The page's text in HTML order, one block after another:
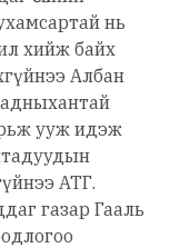
нь
хийж байх
Албан
ууж идэж
АТГ.
газар Гааль